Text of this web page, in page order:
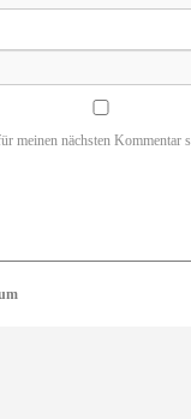
meinen nächsten Kommentar